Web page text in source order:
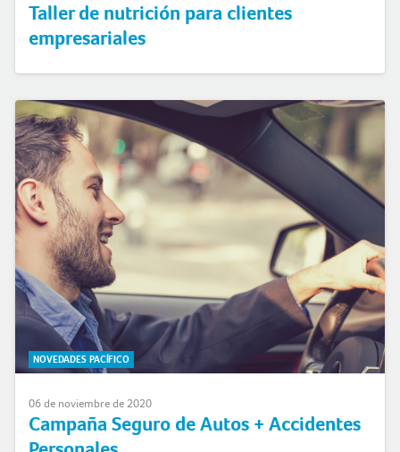
Taller de nutrición para clientes
empresariales
NOVEDADES PACÍFICO
06 de noviembre de 2020
Campaña Seguro de Autos + Accidentes